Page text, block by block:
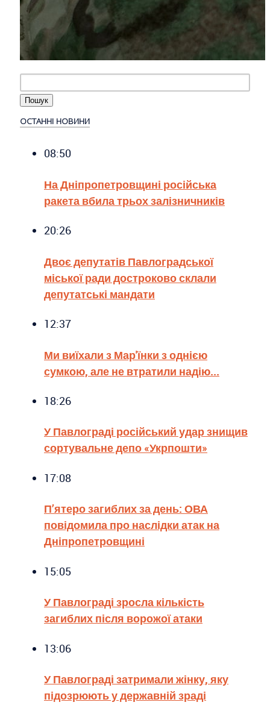
ОСТАННІ НОВИНИ
08:50
На Дніпропетровщині російська
ракета вбила трьох залізничників
20:26
Двоє депутатів Павлоградської
міської ради достроково склали
депутатські мандати
12:37
Ми виїхали з Мар'їнки з однією
сумкою, але не втратили надію...
18:26
У Павлограді російський удар знищив
сортувальне депо «Укрпошти»
17:08
П’ятеро загиблих за день: ОВА
повідомила про наслідки атак на
Дніпропетровщині
15:05
У Павлограді зросла кількість
загиблих після ворожої атаки
13:06
У Павлограді затримали жінку, яку
підозрюють у державній зраді